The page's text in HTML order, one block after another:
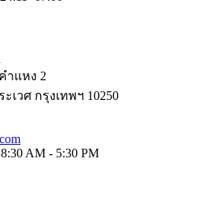
ำแหง 2
เวศ กรุงเทพฯ 10250
AM - 5:30 PM